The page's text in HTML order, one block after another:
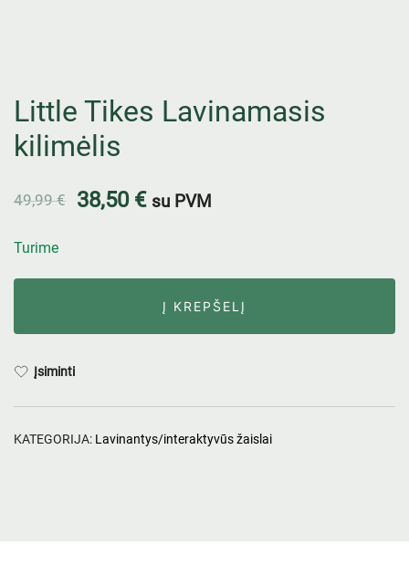
Little Tikes Lavinamasis
kilimėlis
49,99€ 38,50 € su PVM
Turime
Į KREPŠELĮ
Įsiminti
KATEGORIJA: Lavinantys/interaktyvūs žaislai